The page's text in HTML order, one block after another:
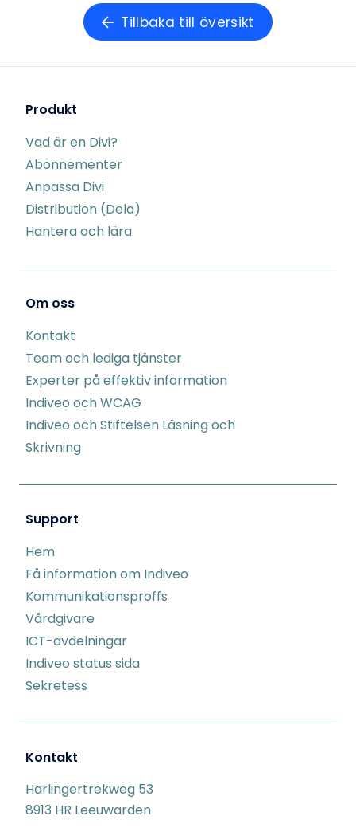
Tillbaka till översikt
Produkt
Vad är en Divi?
Abonnementer
Anpassa Divi
Distribution (Dela)
Hantera och lära
Om oss
Kontakt
Team och lediga tjänster
Experter på effektiv information
Indiveo och WCAG
Indiveo och Stiftelsen Läsning och
Skrivning
Support
Hem
Få information om Indiveo
Kommunikationsproffs
Vårdgivare
ICT-avdelningar
Indiveo status sida
Sekretess
Kontakt
Harlingertrekweg 53
8913 HR Leeuwarden